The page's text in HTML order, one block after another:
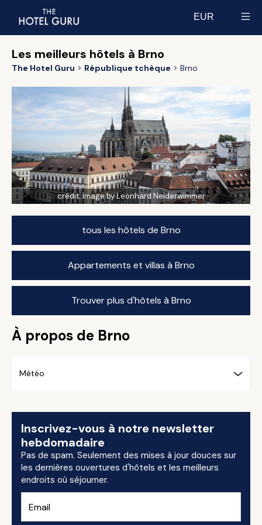
EUR
Les meilleurs hôtels à Brno
The Hotel Guru République tchèque Brno
crédit:Image by Leonhard Neiderwimmer
tous les hôtels de Brno
Appartements et villas à Brno
Trouver plus d'hôtels à Brno
À propos de Brno
Météo
Inscrivez-vous à notre newsletter
hebdomadaire
Pas de spam. Seulement des mises à jour douces sur
les dernières ouvertures d'hôtels et les meilleurs
endroits où séjourner.